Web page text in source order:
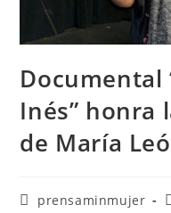
Documental
Inés” honra
de María
prensaminmujer